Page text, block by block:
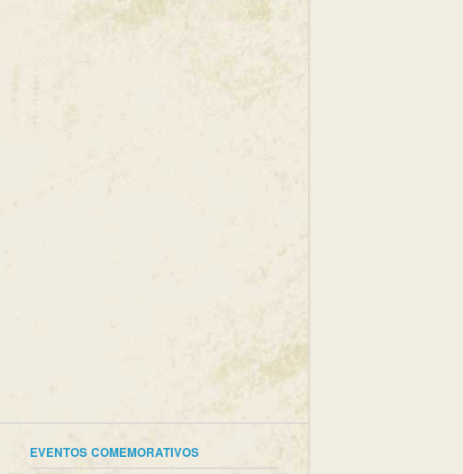
EVENTOS COMEMORATIVOS